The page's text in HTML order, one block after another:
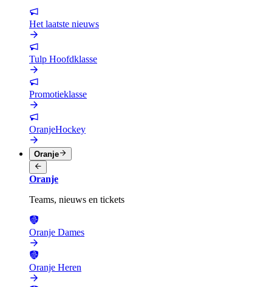
Het laatste nieuws
Tulp Hoofdklasse
Promotieklasse
OranjeHockey
Oranje
Oranje
Teams, nieuws en tickets
Oranje Dames
Oranje Heren